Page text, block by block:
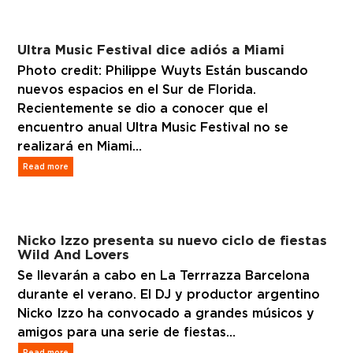
Ultra Music Festival dice adiós a Miami
Photo credit: Philippe Wuyts Están buscando
nuevos espacios en el Sur de Florida.
Recientemente se dio a conocer que el
encuentro anual Ultra Music Festival no se
realizará en Miami…
Read more
Nicko Izzo presenta su nuevo ciclo de fiestas
Wild And Lovers
Se llevarán a cabo en La Terrrazza Barcelona
durante el verano. El DJ y productor argentino
Nicko Izzo ha convocado a grandes músicos y
amigos para una serie de fiestas…